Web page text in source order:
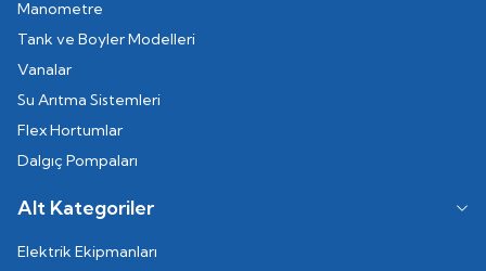
Manometre
Tank ve Boyler Modelleri
Vanalar
Su Arıtma Sistemleri
Flex Hortumlar
Dalgıç Pompaları
Alt Kategoriler
Elektrik Ekipmanları